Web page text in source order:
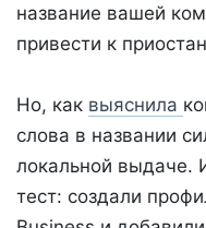
название вашей
привести к
Но, как выяснила
слова в названии
локальной выдаче.
тест: создали